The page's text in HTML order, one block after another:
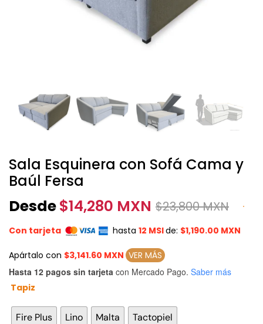
Sala Esquinera con Sofá Cama y
Baúl Fersa
Desde$14,280 MXN $23,800 MXN
Con tarjeta hasta 12 MSIde: $1,190.00 MXN
Apártalo con $3,141.60 MXN VER MÁS
Hasta 12 pagos sin tarjeta con Mercado Pago. Saber más
Tapiz
Fire Plus Lino Malta Tactopiel